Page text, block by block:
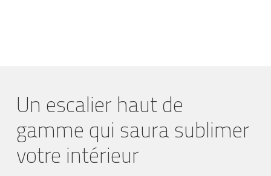
Un escalier haut de
gamme qui saura sublimer
votre intérieur